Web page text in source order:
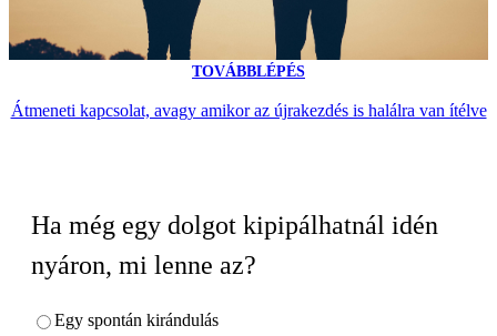
TOVÁBBLÉPÉS
Átmeneti kapcsolat, avagy amikor az újrakezdés is halálra van ítélve
Ha még egy dolgot kipipálhatnál idén
nyáron, mi lenne az?
Egy spontán kirándulás